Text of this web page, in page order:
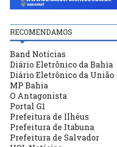
RECOMENDAMOS
Band Notícias
Diário Eletrônico da Bahia
Diário Eletrônico da União
MP Bahia
O Antagonista
Portal G1
Prefeitura de Ilhéus
Prefeitura de Itabuna
Prefeitura de Salvador